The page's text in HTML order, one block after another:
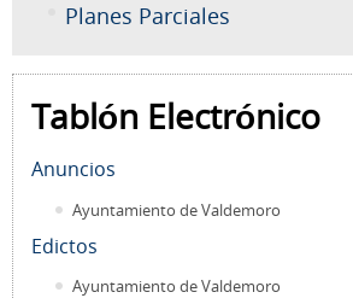
Planes Parciales
Tablón Electrónico
Anuncios
Ayuntamiento de Valdemoro
Edictos
Ayuntamiento de Valdemoro